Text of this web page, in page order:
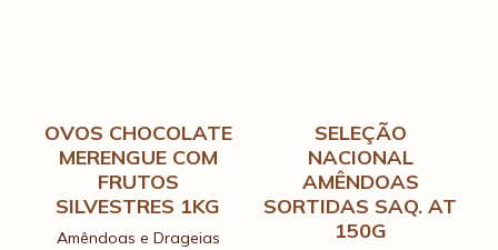
Amêndoas e Drageias
OVOS CHOCOLATE
MERENGUE COM
FRUTOS
SILVESTRES 1KG
SELEÇÃO
NACIONAL
AMÊNDOAS
SORTIDAS SAQ. AT
150G